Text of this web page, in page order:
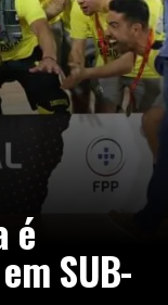
é
SUB-